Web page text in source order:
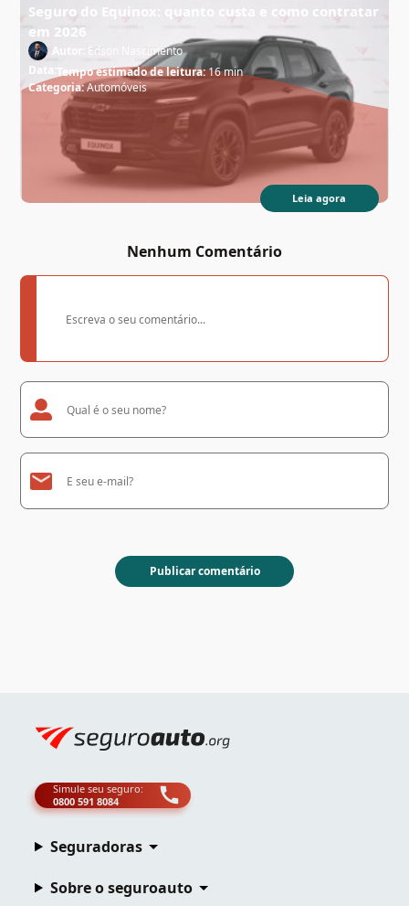
Seguro do Equinox: quanto custa e como contratar
em 2026
Autor:
Edson Nascimento
Data:
Tempo estimado de leitura:16 min
Categoria:Automóveis
Leia agora
Nenhum Comentário
Seguradoras
Sobre o seguroauto
Simule seu seguro:
0800 591 8084